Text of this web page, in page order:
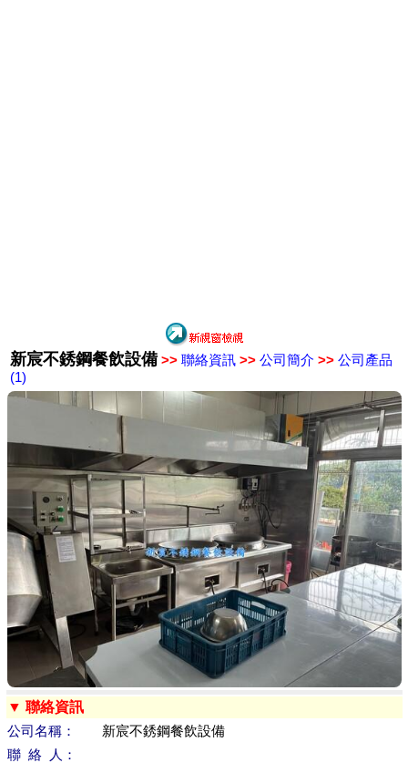
新宸不銹鋼餐飲設備 >>聯絡資訊 >>公司簡介 >>公司產品
(1)
▼ 聯絡資訊
公司名稱：
新宸不銹鋼餐飲設備
聯 絡 人：